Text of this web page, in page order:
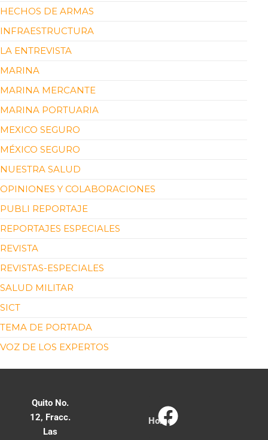
HECHOS DE ARMAS
INFRAESTRUCTURA
LA ENTREVISTA
MARINA
MARINA MERCANTE
MARINA PORTUARIA
MEXICO SEGURO
MÉXICO SEGURO
NUESTRA SALUD
OPINIONES Y COLABORACIONES
PUBLI REPORTAJE
REPORTAJES ESPECIALES
REVISTA
REVISTAS-ESPECIALES
SALUD MILITAR
SICT
TEMA DE PORTADA
VOZ DE LOS EXPERTOS
Quito No.
12, Fracc.
Las
Home